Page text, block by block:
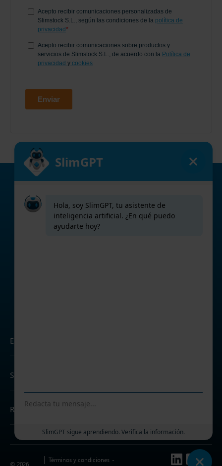
EMPRESA
SOLUCIONES
RECURSOS
© 2026
Términos y condiciones Follow us